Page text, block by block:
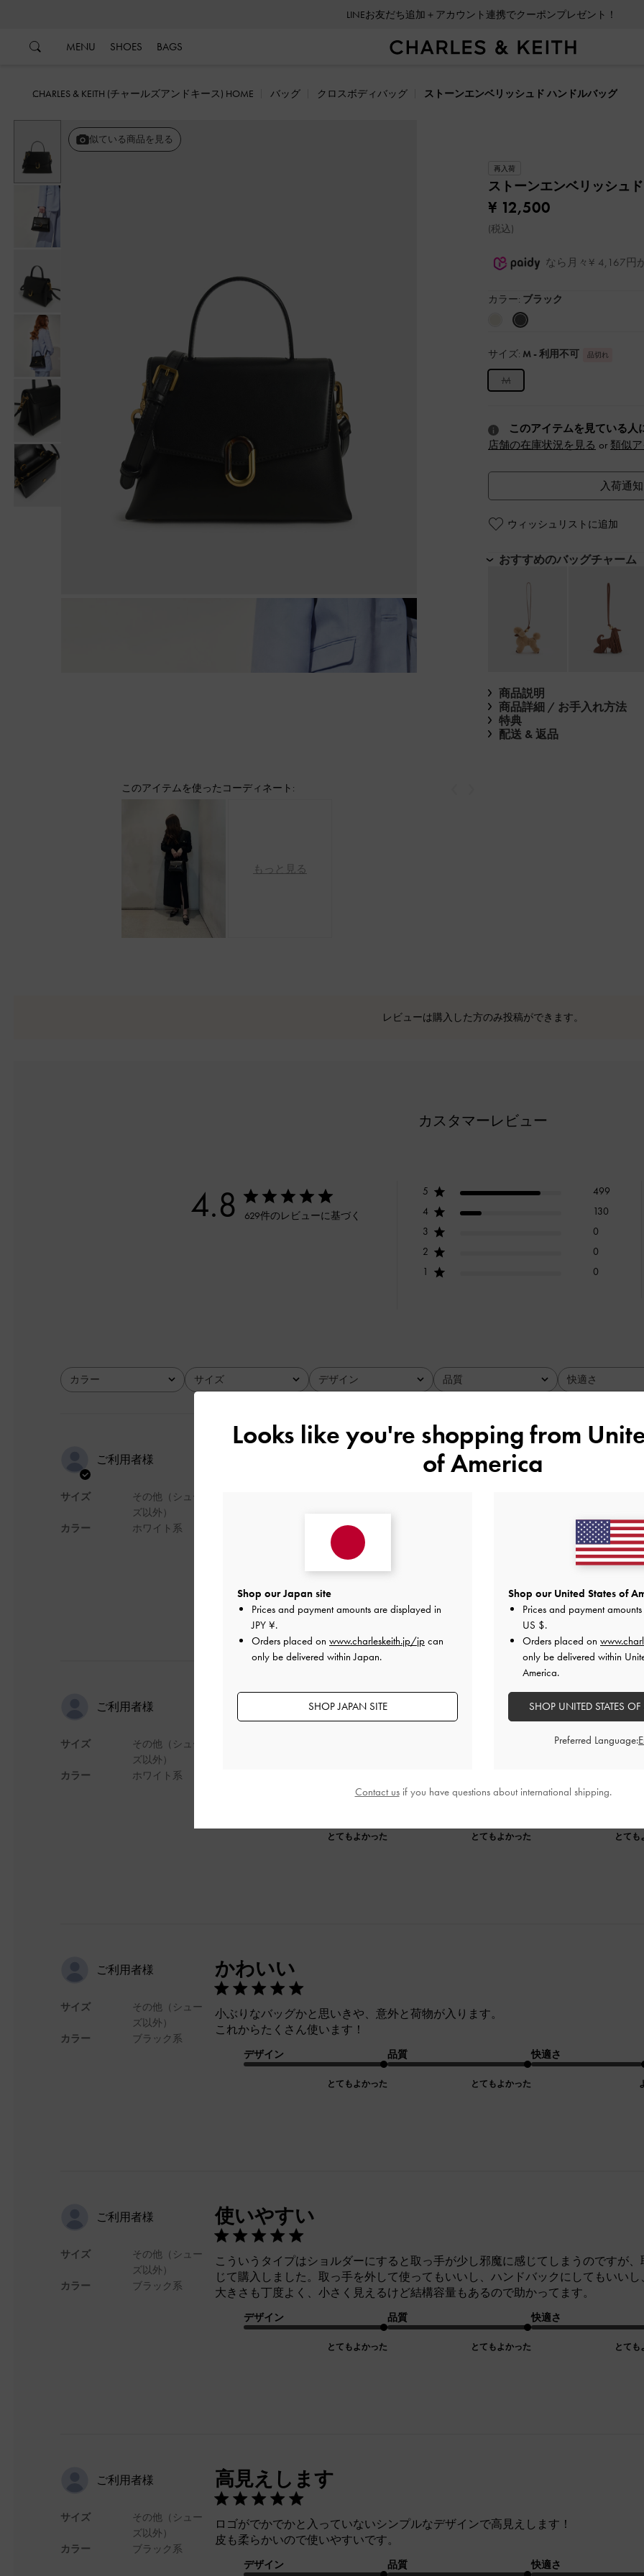
LINEお友だち追加＋アカウント連携でクーポンプレゼント！
MENU SHOES BAGS
CHARLES & KEITH (チャールズアンドキース) HOME バッグ クロスボディバッグ ストーンエンベリッシュド ハンドルバッグ
似ている商品を見る
再入荷
ストーンエンベリッシュ
¥ 12,500
(税込)
なら月々¥ 4,167円
カラー: ブラック
サイズ: M - 利用不可 品切れ
M
このアイテムを見ている人
店舗の在庫状況を見る or 類似
入荷通
ウィッシュリストに追加
おすすめのバッグチャーム
商品説明
商品詳細 / お手入れ方法
特典
配送 & 返品
このアイテムを使ったコーディネート:
もっと見る
レビューは購入した方のみ投稿ができます。
カスタマーレビュー
4.8 629件のレビューに基づく
5
499
4
130
3
0
2
0
1
0
カラー
全て サイズ
全て デザイン
全て 品質
全て 快適さ
全て
ご利用者様
サイズ
カラー
その他（シュー
ズ以外）
ホワイト系
サイズもちょうどよく、大理石っぽいデザインの金具も可愛くて気に入ってます！
とてもよかった
ご利用者様
サイズ
カラー
その他（シュー
ズ以外）
ホワイト系
大満足です
フォーマル用に購入しましたが、カジュアルな服装にも合い、嬉しい誤算でした
ることなくスムーズに閉じることができ、とても使いやすいです。下に向けてマ
とてもよかった とてもよかった とても
ご利用者様
サイズ
カラー
その他（シュー
ズ以外）
ブラック系
かわいい
小ぶりなバッグかと思いきや、意外と荷物が入ります。
これからたくさん使います！
デザイン
とてもよかった
品質
とてもよかった
快適さ
ご利用者様
サイズ
カラー
その他（シュー
ズ以外）
ブラック系
使いやすい
こういうタイプはショルダーにすると取っ手が少し邪魔に感じてしまうのですが
じて購入しました。取っ手を外して使ってもいいし、ハンドバックにしてもいいし
大きさも丁度よく、小さく見えるけど結構容量もあるので助かってます。
デザイン
とてもよかった
品質
とてもよかった
快適さ
とても
ご利用者様
サイズ
カラー
その他（シュー
ズ以外）
ブラック系
高見えします
ロゴがでかでかと入っていないシンプルなデザインで高見えします！
皮も柔らかいので使いやすいです。
デザイン 品質 快適さ
Looks like you're shopping from
of America
Shop our Japan site
Prices and payment amounts are displayed in
JPY ¥.
Orders placed on www.charleskeith.jp/jp can
only be delivered within Japan.
SHOP JAPAN SITE
Shop our United States of
Prices and payment
US $.
Orders placed on
only be delivered within
America.
SHOP UNITED STATES
Preferred Language:
Contact usif you have questions about international shipping.